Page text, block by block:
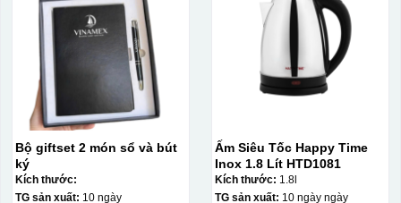
Bộ giftset 2 món sổ và bút
ký
Kích thước:
TG sản xuất: 10 ngày
Ấm Siêu Tốc Happy Time
Inox 1.8 Lít HTD1081
Kích thước: 1.8l
TG sản xuất: 10 ngày ngày